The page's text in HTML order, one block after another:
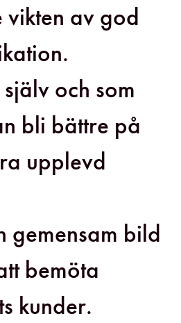
av god
och som
bli bättre på
upplevd
gemensam bild
bemöta
kunder.